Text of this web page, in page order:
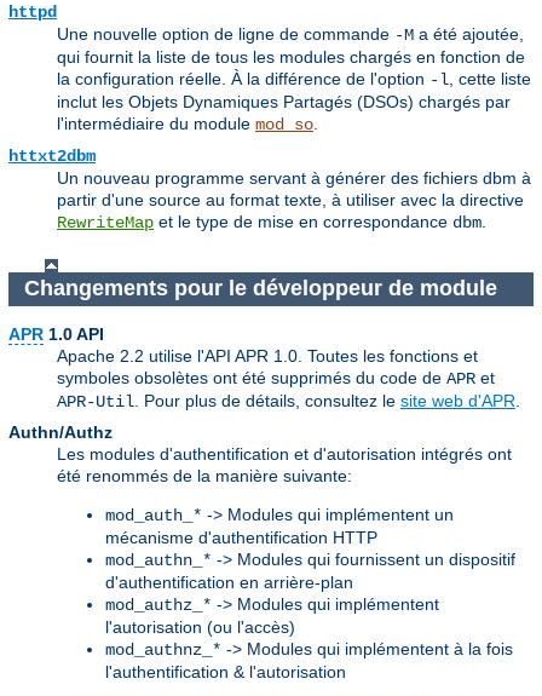
httpd
Une nouvelle option de ligne de commande -M a été ajoutée,
qui fournit la liste de tous les modules chargés en fonction de
la configuration réelle. À la différence de l'option -l , cette liste
inclut les Objets Dynamiques Partagés (DSOs) chargés par
l'intermédiaire du module mod_so
httxt2dbm
Un nouveau programme servant à générer des fichiers dbm à
partir d'une source au format texte, à utiliser avec la directive
RewriteMap et le type de mise en correspondance dbm
Changements pour le développeur de module
APR 1.0 API
Apache 2.2 utilise l'API APR 1.0. Toutes les fonctions et
symboles obsolètes ont été supprimés du code de APR et
APR-Util . Pour plus de détails, consultez le site web d'APR
Authn/Authz
Les modules d'authentification et d'autorisation intégrés ont
été renommés de la manière suivante:
mod_auth_* -> Modules qui implémentent un
mécanisme d'authentification HTTP
mod_authn_* -> Modules qui fournissent un dispositif
d'authentification en arrière-plan
mod_authz_* -> Modules qui implémentent
l'autorisation (ou l'accès)
mod_authnz_* -> Modules qui implémentent à la fois
l'authentification & l'autorisation